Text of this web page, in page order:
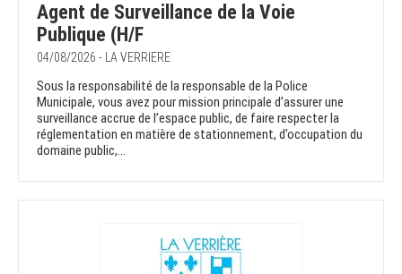
Agent de Surveillance de la Voie
Publique (H/F
04/08/2026 - LA VERRIERE
Sous la responsabilité de la responsable de la Police
Municipale, vous avez pour mission principale d’assurer une
surveillance accrue de l’espace public, de faire respecter la
réglementation en matière de stationnement, d’occupation du
domaine public,...